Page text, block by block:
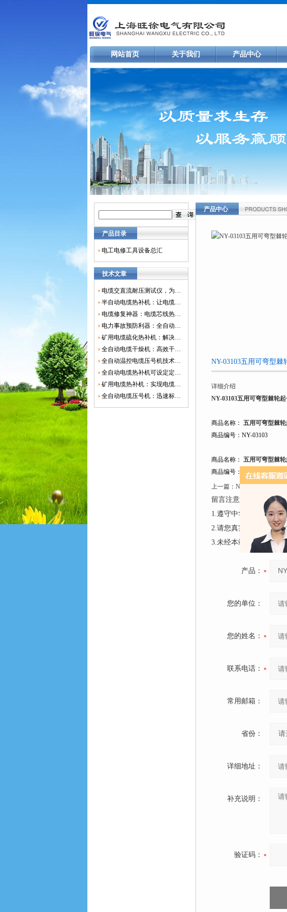
网站首页 关于我们 产品中心
产品目录
电工电修工具设备总汇
技术文章
电缆交直流耐压测试仪，为电网安全保驾护航
半自动电缆热补机：让电缆修复更简单、更高效！
电缆修复神器：电缆芯线热补机如何保障电网安全？
电力事故预防利器：全自动控温电缆热补机
矿用电缆硫化热补机：解决矿山电缆故障的新选择
全自动电缆干燥机：高效干燥，电缆质量
全自动温控电缆压号机技术革新：数字化标识的新趋势
全自动电缆热补机可设定定时功能，实现自动化热补
矿用电缆热补机：实现电缆故障修复的高效装置
全自动电缆压号机：迅速标识电缆的利器
产品中心
NY-03103五用可弯型棘
详细介绍
NY-03103五用可弯型棘轮
商品名称： 五用可弯型棘
商品编号：NY-03103
商品名称： 五用可弯型棘
商品编号：NY-03103
上一篇： NY-03104 多用透
留言注意事项：
1.遵守中华人民共和国
2.请您真实的反映产品
3.未经本站同意，任何
产品：
您的单位：
您的姓名：
联系电话：
常用邮箱：
省份：
详细地址：
补充说明：
验证码：